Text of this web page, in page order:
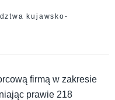
kujawsko-
firmą w zakresie
prawie 218